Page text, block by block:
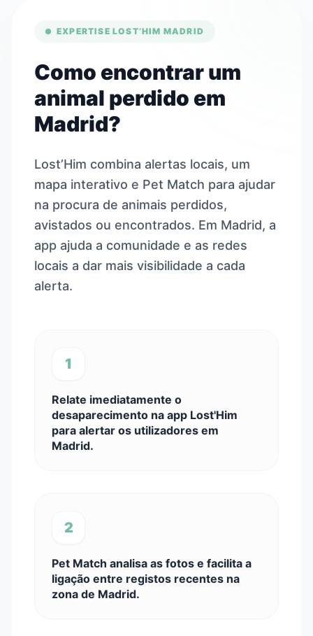
EXPERTISE LOST’HIM MADRID
Como encontrar um
animal perdido em
Madrid?
Lost’Him combina alertas locais, um
mapa interativo e Pet Match para ajudar
na procura de animais perdidos,
avistados ou encontrados. Em Madrid, a
app ajuda a comunidade e as redes
locais a dar mais visibilidade a cada
alerta.
1
Relate imediatamente o
desaparecimento na app Lost'Him
para alertar os utilizadores em
Madrid.
2
Pet Match analisa as fotos e facilita a
ligação entre registos recentes na
zona de Madrid.